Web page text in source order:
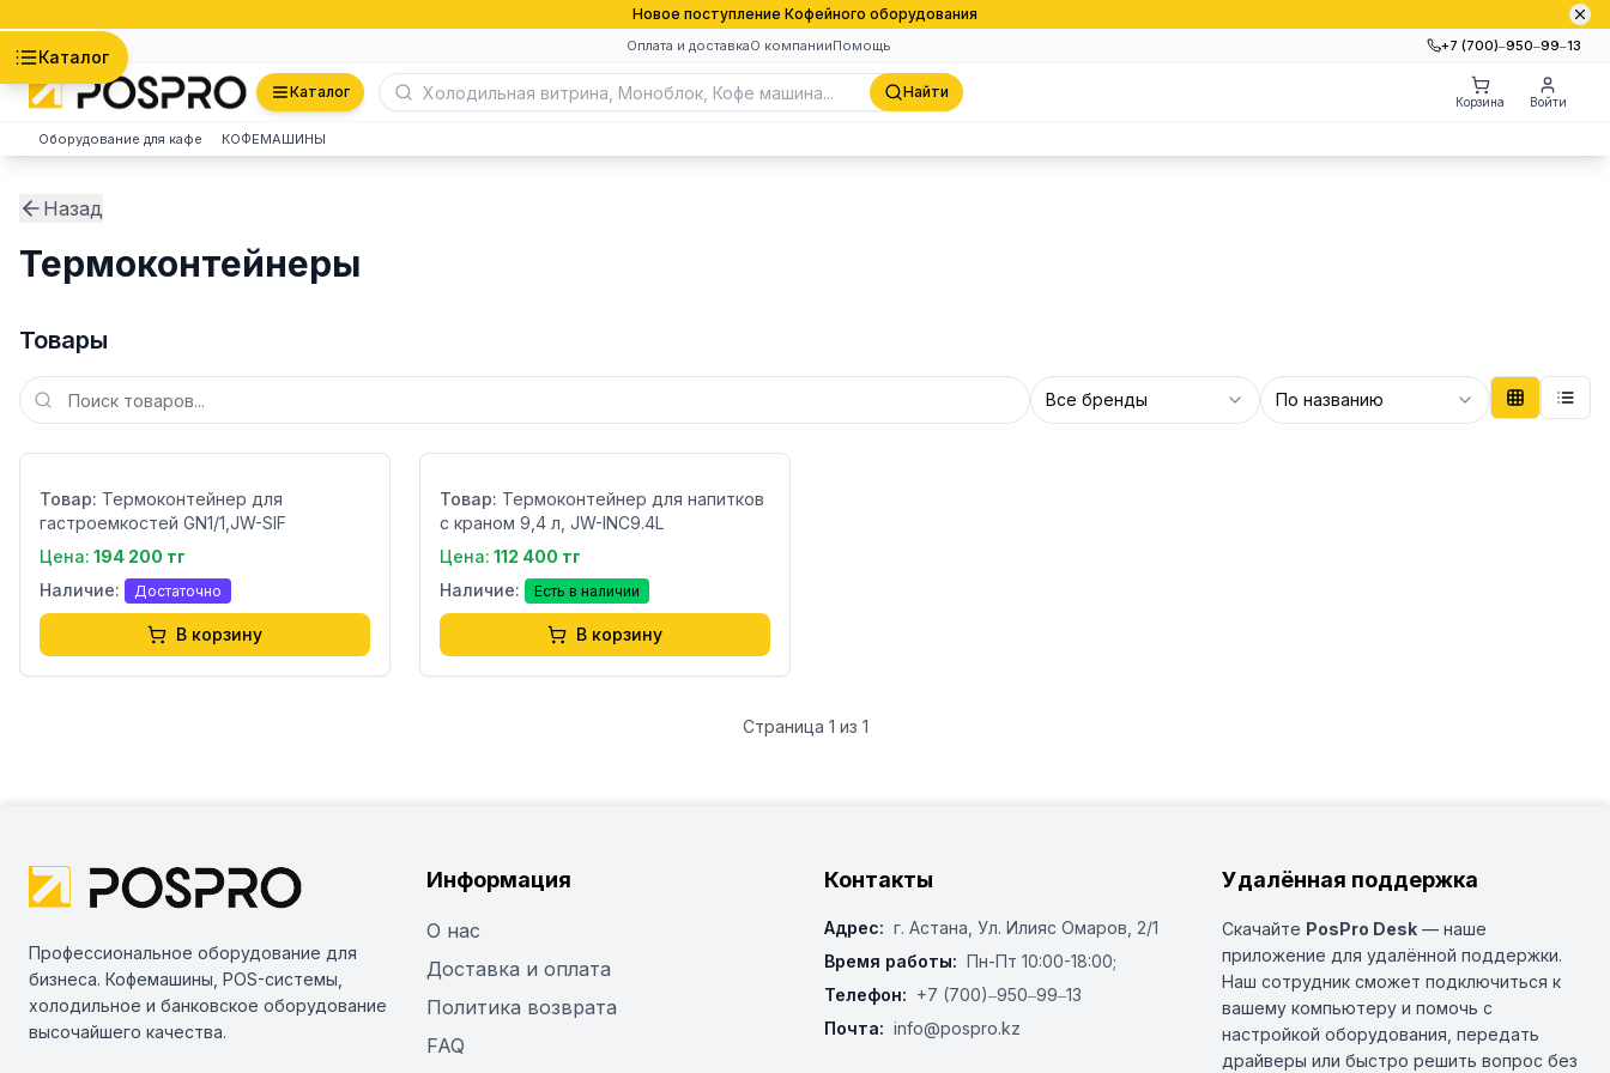
Новое поступление Кофейного оборудования
Оплата и доставкаО компанииПомощь +7 (700)‒950‒99‒13
Каталог
Каталог Найти
Корзина Войти
Оборудование для кафе КОФЕМАШИНЫ
Назад
Термоконтейнеры
Товары
Все бренды По названию
Бренд:
Товар: Термоконтейнер для
гастроемкостей GN1/1,JW-SIF
Цена: 194 200 тг
Наличие:
Достаточно
В корзину
Бренд:
Товар: Термоконтейнер для напитков
с краном 9,4 л, JW-INC9.4L
Цена: 112 400 тг
Наличие:
Есть в наличии
В корзину
Страница 1 из 1
Профессиональное оборудование для
бизнеса. Кофемашины, POS-системы,
холодильное и банковское оборудование
высочайшего качества.
Информация
О нас
Доставка и оплата
Политика возврата
FAQ
Контакты
Адрес: г. Астана, ​Ул. Илияс Омаров, 2/1
Время работы: Пн-Пт 10:00-18:00;
Телефон: +7 (700)‒950‒99‒13
Почта: info@pospro.kz
Удалённая поддержка
Скачайте PosPro Desk — наше
приложение для удалённой поддержки.
Наш сотрудник сможет подключиться к
вашему компьютеру и помочь с
настройкой оборудования, передать
драйверы или быстро решить вопрос без